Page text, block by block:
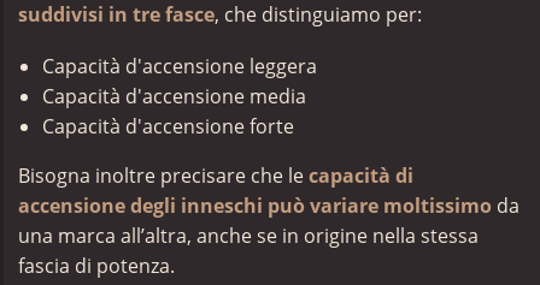
suddivisi in tre fasce, che distinguiamo per:
Capacità d'accensione leggera
Capacità d'accensione media
Capacità d'accensione forte
Bisogna inoltre precisare che lecapacità di
accensione degli inneschi può variare moltissimo da
una marca all’altra, anche se in origine nella stessa
fascia di potenza.